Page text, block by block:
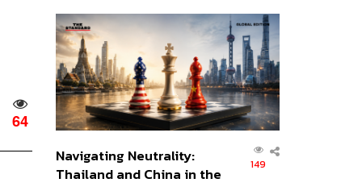
64
ส่วนยุทธศาสตร์ไทย –
อินโดนีเซีย
Navigating Neutrality:
Thailand and China in the
149